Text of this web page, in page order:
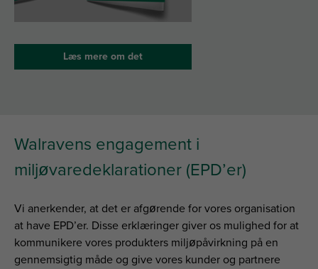
Læs mere om det
Walravens engagement i
miljøvaredeklarationer (EPD’er)
Vi anerkender, at det er afgørende for vores organisation
at have EPD’er. Disse erklæringer giver os mulighed for at
kommunikere vores produkters miljøpåvirkning på en
gennemsigtig måde og give vores kunder og partnere